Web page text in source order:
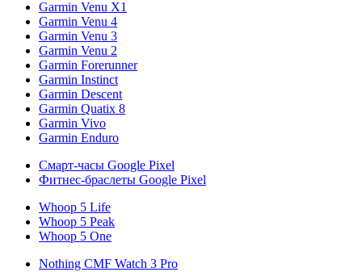
Garmin Venu X1
Garmin Venu 4
Garmin Venu 3
Garmin Venu 2
Garmin Forerunner
Garmin Instinct
Garmin Descent
Garmin Quatix 8
Garmin Vivo
Garmin Enduro
Смарт-часы Google Pixel
Фитнес-браслеты Google Pixel
Whoop 5 Life
Whoop 5 Peak
Whoop 5 One
Nothing CMF Watch 3 Pro